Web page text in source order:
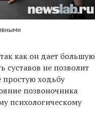
как он дает большую
суставов не позволит
ходьбу
позвоночника
психологическому